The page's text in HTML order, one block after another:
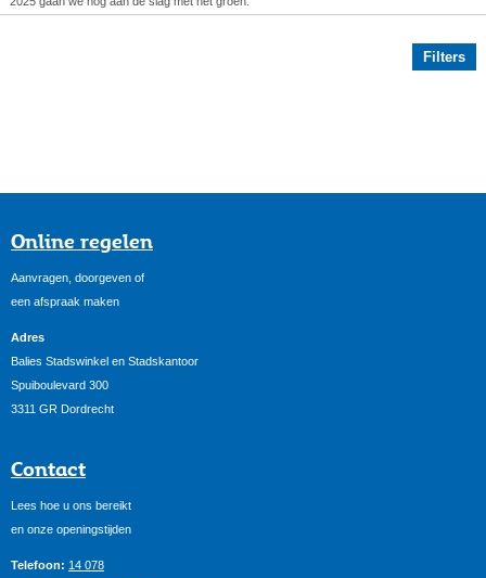
Filters
Online regelen
Aanvragen, doorgeven of
een afspraak maken
Adres
Balies Stadswinkel en Stadskantoor
Spuiboulevard 300
3311 GR Dordrecht
Contact
Lees hoe u ons bereikt
en onze openingstijden
Telefoon: 14 078